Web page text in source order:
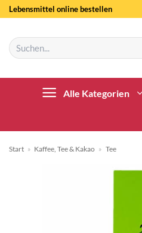
Zum
springen
Lebensmittel online bestellen
Suchen
nach:
Alle Kategorien
Start » Kaffee, Tee & Kakao » Tee